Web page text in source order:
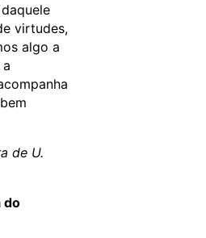
virtudes,
algo a
de U.
do